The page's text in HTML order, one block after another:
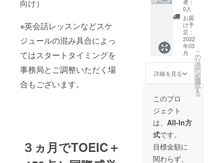
向け）
※英会話レッスンなどスケ
ジュールの混み具合によっ
てはスタートタイミングを
事務局とご調整いただく場
合もございます。
３ヵ月でTOEIC＋
い。 ・
（学校
のクラ
スごと
や学年
全体で
のご活
用の場
合には
別途事
務局に
ご相談
くださ
い。）
了時。
必須で
はあり
ません
）。受
験方法
は別途
事務局
案内さ
せてい
ます。
・ス
タート
には
メール
アドレ
スとお
名前が
ジメ
ニュー
です。
・備考
欄に現
在の英
語力ま
たは、
英語力
をつけ
など自
由に記
載お願
いいた
しま
す。
致しま
す。 ・
スター
トタイ
ミング
は込み
具合に
よって
なる場
合がご
す。 ・
TOEIC
模擬テ
スト付
リジナ
ル学習
アレン
う勉強
してい
いかわ
からな
い方 ・
自分だ
けだと
どうし
ても勉
方 コー
型の英
語学習
プログ
ラム
【セミ
スパ
１級レ
ベルま
で対応
可能）
・社会
人版を
モニ
ター価
格でご
ます。
・
TOEIC
スコア
を短期
間で
アップ
したい
方 ・英
表から
の御礼
とグ
ローバ
ル人材
育成に
ついて
のご意
見交流
（Zoom
）】 グ
ローバ
ルク
リック
の活動
（将来
をの社
会を担
うグ
ローバ
0人
お届
け予
定：
2022
年03
月
詳細を見る
こ
の
リ
タ
ー
ン
を
選
択
す
る
このプロ
ジェクト
は、 All-In方
式です。
目標金額に
関わらず、